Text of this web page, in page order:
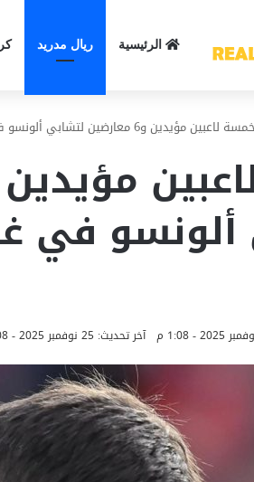
الرئيسية ريال مدريد
خمسة لاعبين مؤيدين و6 معارضين لتشابي ألونسو في غرفة ملابس ريال مدريد
ألونسو في
آخر تحديث: 25 نوفمبر 2025 - 1:08 م